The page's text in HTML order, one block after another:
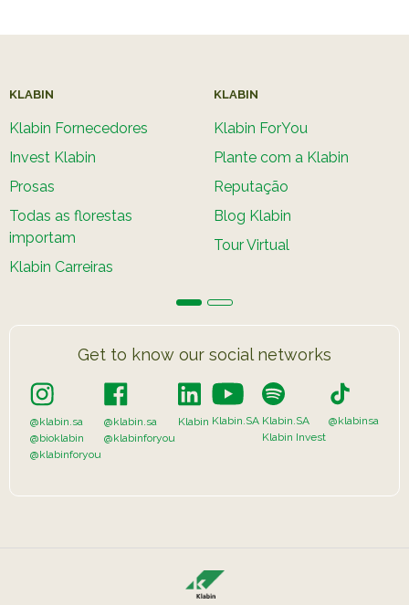
KLABIN
Klabin Fornecedores
Invest Klabin
Prosas
Todas as florestas
importam
Klabin Carreiras
KLABIN
Klabin ForYou
Plante com a Klabin
Reputação
Blog Klabin
Tour Virtual
Get to know our social networks
@klabin.sa
@bioklabin
@klabinforyou
@klabin.sa
@klabinforyou
Klabin Klabin.SA Klabin.SA
Klabin Invest
@klabinsa